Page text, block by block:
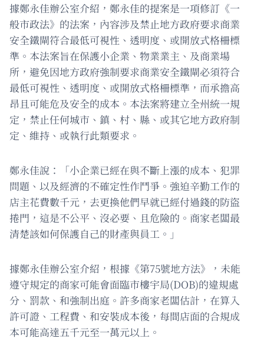
據鄭永佳辦公室介紹，鄭永佳的提案是一項修訂《一
般市政法》的法案，內容涉及禁止地方政府要求商業
安全鐵閘符合最低可視性、透明度、或開放式格柵標
準。本法案旨在保護小企業、物業業主、及商業場
所，避免因地方政府強制要求商業安全鐵閘必須符合
最低可視性、透明度、或開放式格柵標準，而承擔高
昂且可能危及安全的成本。本法案將建立全州統一規
定，禁止任何城市、鎮、村、縣、或其它地方政府制
定、維持、或執行此類要求。
鄭永佳說：「小企業已經在與不斷上漲的成本、犯罪
問題、以及經濟的不確定性作鬥爭。強迫辛勤工作的
店主花費數千元，去更換他們早就已經付過錢的防盜
捲門，這是不公平、沒必要、且危險的。商家老闆最
清楚該如何保護自己的財產與員工。」
據鄭永佳辦公室介紹，根據《第75號地方法》，未能
遵守規定的商家可能會面臨市樓宇局(DOB)的違規處
分、罰款、和強制出庭。許多商家老闆估計，在算入
許可證、工程費、和安裝成本後，每間店面的合規成
本可能高達五千元至一萬元以上。